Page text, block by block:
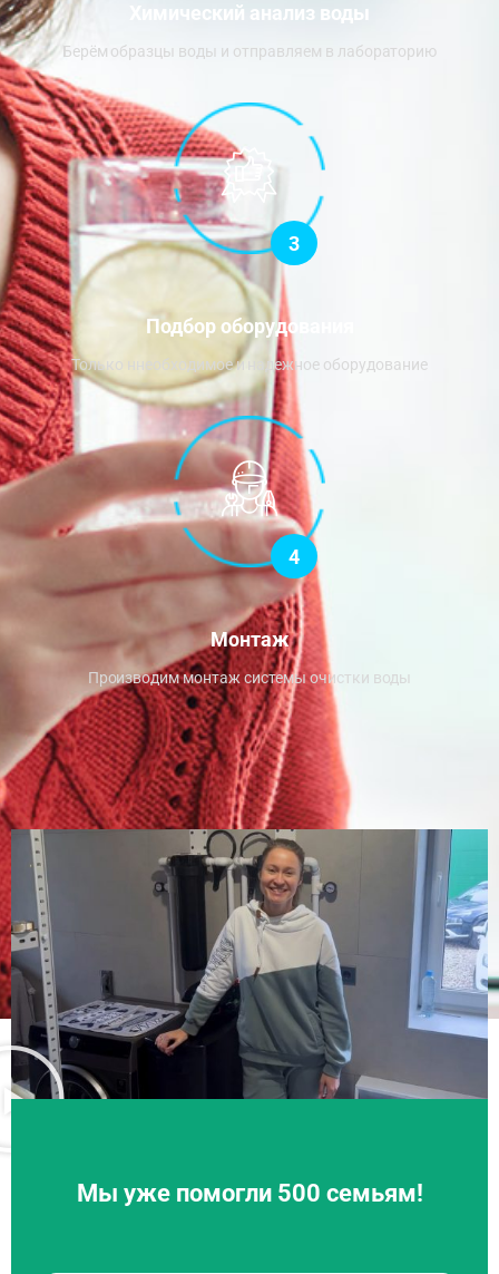
Химический анализ воды
Берём образцы воды и отправляем в лабораторию
3
Подбор оборудования
Только ннеобходимое и надежное оборудование
4
Монтаж
Производим монтаж системы очистки воды
Мы уже помогли 500 семьям!